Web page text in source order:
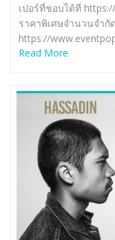
เปอร์ที่ชอบได้ที่
ราคาพิเศษจำนวนจำกั
https://
Read More